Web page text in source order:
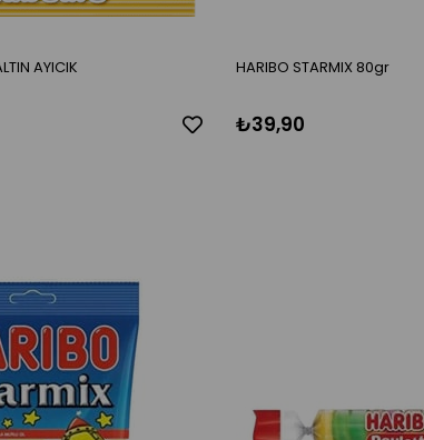
AYICIK HARIBO STARMIX 80gr
₺39,90